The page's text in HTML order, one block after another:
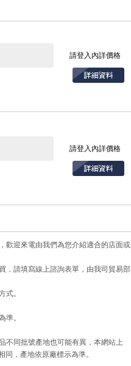
請登入內詳價格
請登入內詳價格
歡迎來電由我們為您介紹適合的店面或
，請填寫線上諮詢表單，由我司貿易部
式。
準。
不同批號產地也可能有異，本網站上
，產地依原廠標示為準。